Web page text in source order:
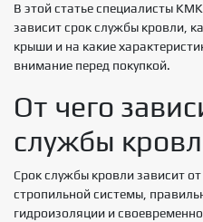
В этой статье специалисты
зависит срок службы кровли,
крыши и на какие
внимание перед покупкой.
От чего
службы
Срок службы кровли зависит
стропильной системы,
гидроизоляции и